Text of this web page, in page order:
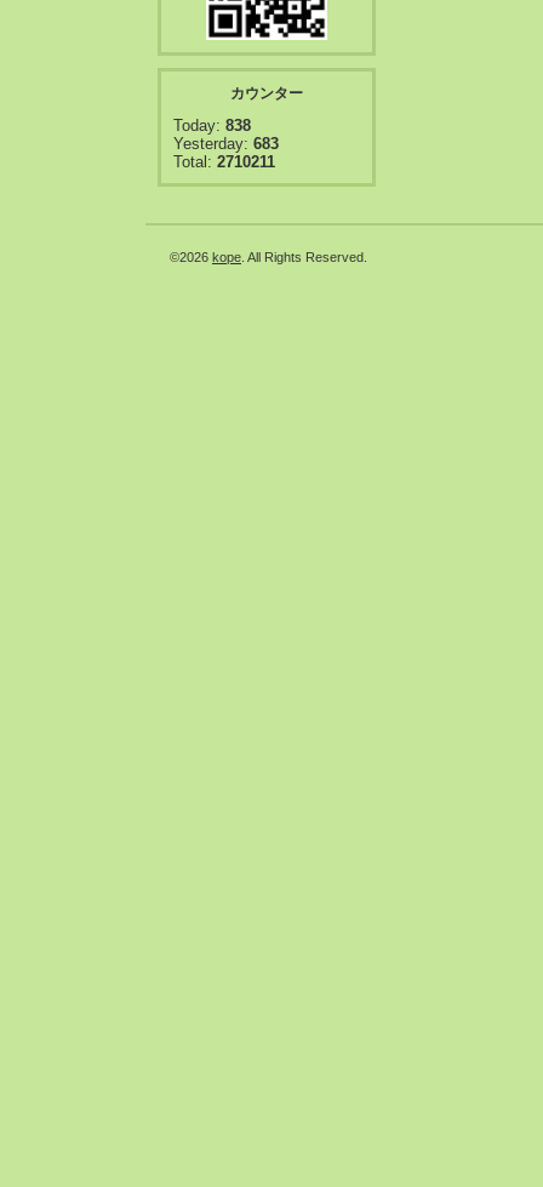
カウンター
Today: 838
Yesterday: 683
Total: 2710211
©2026 kope . All Rights Reserved.